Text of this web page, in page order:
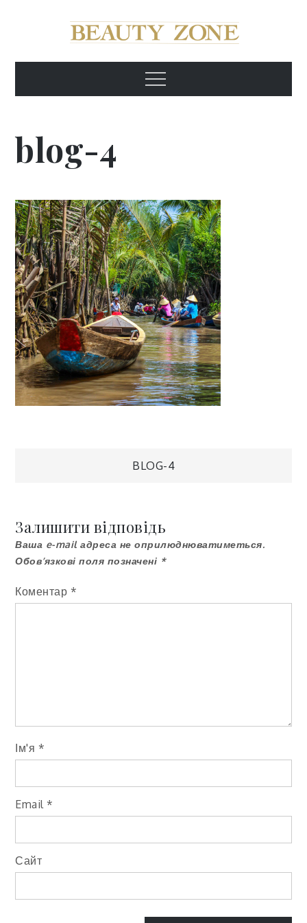
Beauty Zone Київ
Beauty Zone Київ
Menu
blog-4
Навігація
записів
BLOG-4
Залишити відповідь
Ваша e-mail адреса не оприлюднюватиметься.
Обов’язкові поля позначені *
Коментар *
Ім'я *
Email *
Сайт